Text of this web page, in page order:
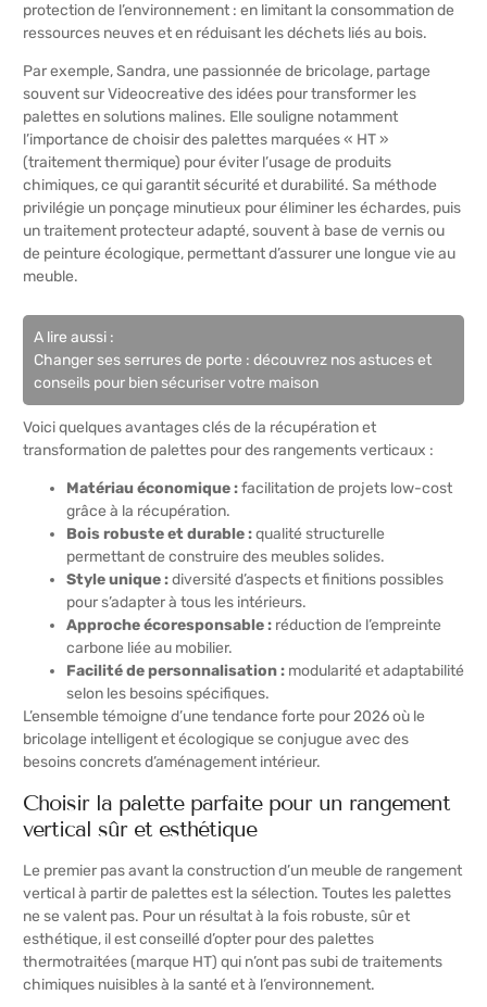
protection de l’environnement : en limitant la consommation de
ressources neuves et en réduisant les déchets liés au bois.
Par exemple, Sandra, une passionnée de bricolage, partage
souvent sur Videocreative des idées pour transformer les
palettes en solutions malines. Elle souligne notamment
l’importance de choisir des palettes marquées « HT »
(traitement thermique) pour éviter l’usage de produits
chimiques, ce qui garantit sécurité et durabilité. Sa méthode
privilégie un ponçage minutieux pour éliminer les échardes, puis
un traitement protecteur adapté, souvent à base de vernis ou
de peinture écologique, permettant d’assurer une longue vie au
meuble.
A lire aussi :
Changer ses serrures de porte : découvrez nos astuces et
conseils pour bien sécuriser votre maison
Voici quelques avantages clés de la récupération et
transformation de palettes pour des rangements verticaux :
Matériau économique :facilitation de projets low-cost
grâce à la récupération.
Bois robuste et durable :qualité structurelle
permettant de construire des meubles solides.
Style unique :diversité d’aspects et finitions possibles
pour s’adapter à tous les intérieurs.
Approche écoresponsable : réduction de l’empreinte
carbone liée au mobilier.
Facilité de personnalisation : modularité et adaptabilité
selon les besoins spécifiques.
L’ensemble témoigne d’une tendance forte pour 2026 où le
bricolage intelligent et écologique se conjugue avec des
besoins concrets d’aménagement intérieur.
Choisir la palette parfaite pour un rangement
vertical sûr et esthétique
Le premier pas avant la construction d’un meuble de rangement
vertical à partir de palettes est la sélection. Toutes les palettes
ne se valent pas. Pour un résultat à la fois robuste, sûr et
esthétique, il est conseillé d’opter pour des palettes
thermotraitées (marque HT) qui n’ont pas subi de traitements
chimiques nuisibles à la santé et à l’environnement.